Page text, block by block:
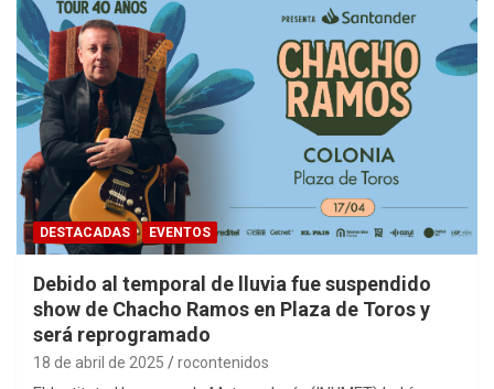
DESTACADAS EVENTOS
Debido al temporal de lluvia fue suspendido
show de Chacho Ramos en Plaza de Toros y
será reprogramado
18 de abril de 2025 rocontenidos